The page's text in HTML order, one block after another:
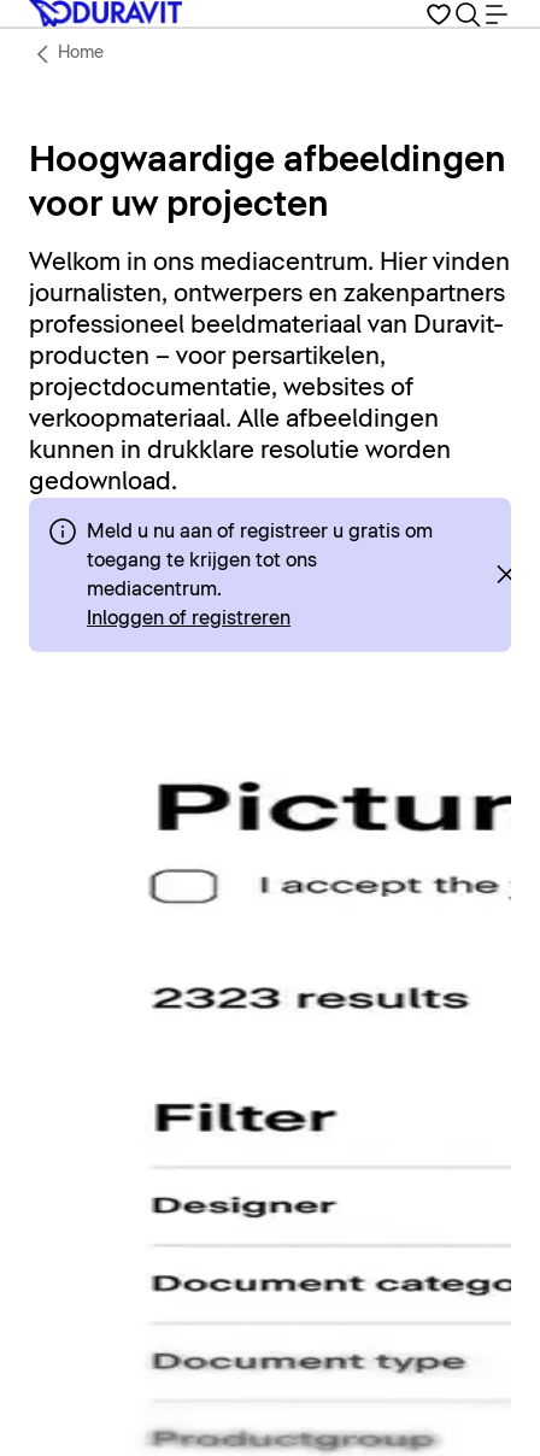
Home
Hoogwaardige afbeeldingen
voor uw projecten
Welkom in ons mediacentrum. Hier vinden
journalisten, ontwerpers en zakenpartners
professioneel beeldmateriaal van Duravit-
producten – voor persartikelen,
projectdocumentatie, websites of
verkoopmateriaal. Alle afbeeldingen
kunnen in drukklare resolutie worden
gedownload.
Meld u nu aan of registreer u gratis om
toegang te krijgen tot ons
mediacentrum.
Inloggen of registreren